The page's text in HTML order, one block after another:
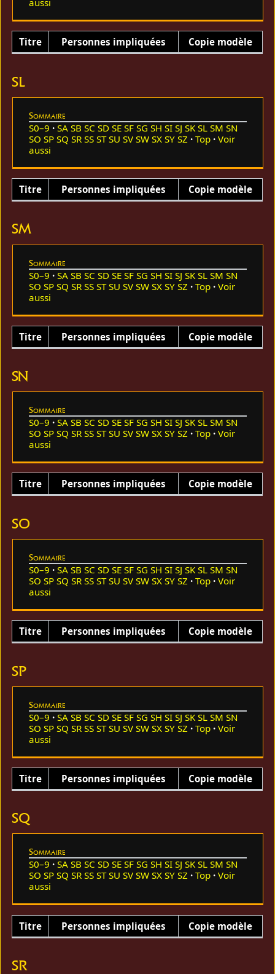
aussi
Titre Personnes impliquées Copie modèle
SL
Sommaire
S0–9 SA SB SC SD SE SF SG SH SI SJ SK SL SM SN
SO SP SQ SR SS ST SU SV SW SX SY SZ Top
Voir
aussi
Titre Personnes impliquées Copie modèle
SM
Sommaire
S0–9 SA SB SC SD SE SF SG SH SI SJ SK SL SM SN
SO SP SQ SR SS ST SU SV SW SX SY SZ Top
Voir
aussi
Titre Personnes impliquées Copie modèle
SN
Sommaire
S0–9 SA SB SC SD SE SF SG SH SI SJ SK SL SM SN
SO SP SQ SR SS ST SU SV SW SX SY SZ Top
Voir
aussi
Titre Personnes impliquées Copie modèle
SO
Sommaire
S0–9 SA SB SC SD SE SF SG SH SI SJ SK SL SM SN
SO SP SQ SR SS ST SU SV SW SX SY SZ Top
Voir
aussi
Titre Personnes impliquées Copie modèle
SP
Sommaire
S0–9 SA SB SC SD SE SF SG SH SI SJ SK SL SM SN
SO SP SQ SR SS ST SU SV SW SX SY SZ Top
Voir
aussi
Titre Personnes impliquées Copie modèle
SQ
Sommaire
S0–9 SA SB SC SD SE SF SG SH SI SJ SK SL SM SN
SO SP SQ SR SS ST SU SV SW SX SY SZ Top
Voir
aussi
Titre Personnes impliquées Copie modèle
SR